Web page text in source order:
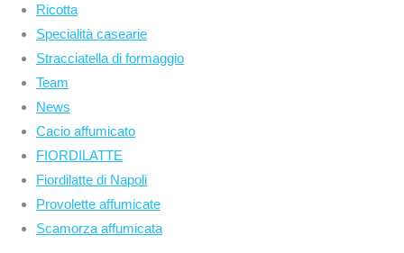
Ricotta
Specialità casearie
Stracciatella di formaggio
Team
News
Cacio affumicato
FIORDILATTE
Fiordilatte di Napoli
Provolette affumicate
Scamorza affumicata